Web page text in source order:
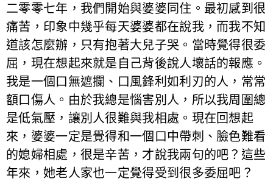
二零零七年，我們開始與婆婆同住。最初感到很
痛苦，印象中幾乎每天婆婆都在說我，而我不知
道該怎麼辦，只有抱著大兒子哭。當時覺得很委
屈，現在想起來就是自己背後說人壞話的報應。
我是一個口無遮攔、口風鋒利如利刃的人，常常
額口傷人。由於我總是惱害別人，所以我周圍總
是低氣壓，讓別人很難與我相處。現在回想起
來，婆婆一定是覺得和一個口中帶刺、臉色難看
的媳婦相處，很是辛苦，才說我兩句的吧？這些
年來，她老人家也一定覺得受到很多委屈吧？